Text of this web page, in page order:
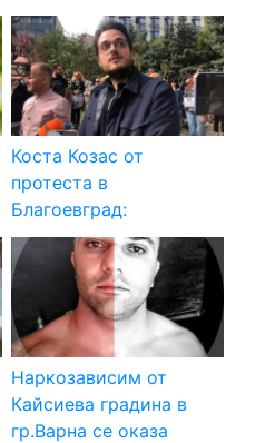
Коста Козас от
протеста в
Благоевград:
Наркозависим от
Кайсиева градина в
гр.Варна се оказа